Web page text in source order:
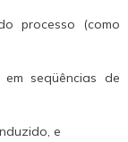
processo (como
seqüências de
e